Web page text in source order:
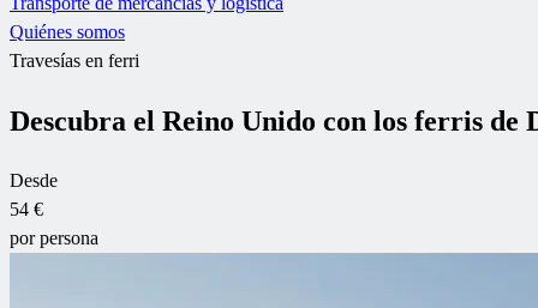
Quiénes somos
Travesías en ferri
Descubra el Reino Unido con los ferris de
Desde
54 €
por persona